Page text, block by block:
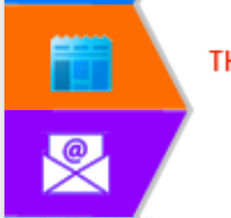
Khơi thông điểm nghẽn, đẩy nhanh
giải ngân vốn khắc phục thiên tai
HĐND tỉnh thông qua điều chỉnh Quy
hoạch tỉnh thời kỳ 2021-2030
Hội thảo góp ý hồ sơ điều chỉnh quy
hoạch tỉnh Đắk Lắk thời kỳ 2021-2030,
tầm nhìn đến năm 2050
Nâng cao hiệu quả hoạt động của các
doanh nghiệp nhà nước